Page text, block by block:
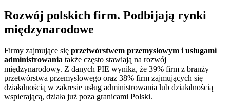
Rozwój polskich firm. Podbijają rynki
międzynarodowe
Firmy zajmujące się przetwórstwem przemysłowym i usługami
administrowania także często stawiają na rozwój
międzynarodowy. Z danych PIE wynika, że 39% firm z branży
przetwórstwa przemysłowego oraz 38% firm zajmujących się
działalnością w zakresie usług administrowania lub działalnością
wspierającą, działa już poza granicami Polski.